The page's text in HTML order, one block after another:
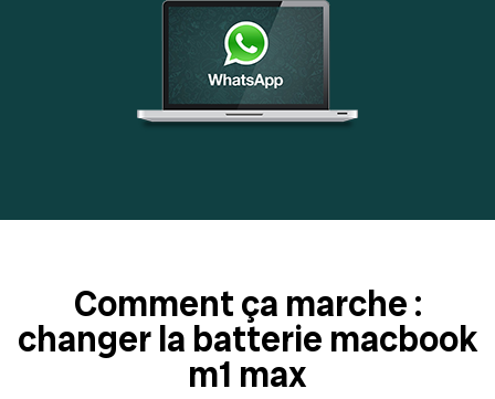
Comment ça marche :
changer la batterie macbook
m1 max